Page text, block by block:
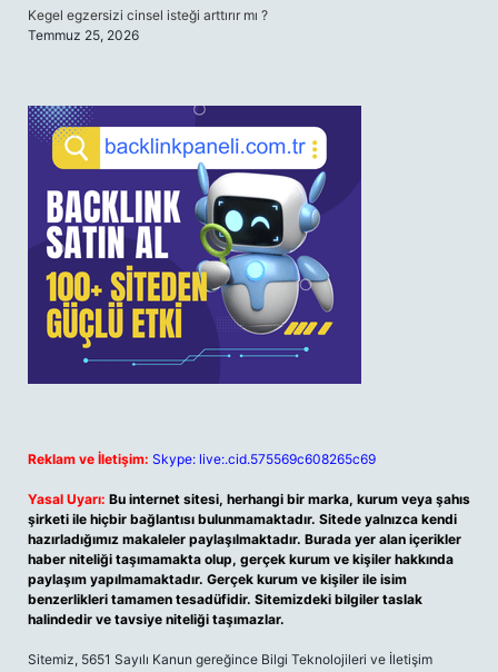
Kegel egzersizi cinsel isteği arttırır mı ?
Temmuz 25, 2026
Reklam ve İletişim: Skype: live:.cid.575569c608265c69
Yasal Uyarı: Bu internet sitesi, herhangi bir marka, kurum veya şahıs
şirketi ile hiçbir bağlantısı bulunmamaktadır. Sitede yalnızca kendi
hazırladığımız makaleler paylaşılmaktadır. Burada yer alan içerikler
haber niteliği taşımamakta olup, gerçek kurum ve kişiler hakkında
paylaşım yapılmamaktadır. Gerçek kurum ve kişiler ile isim
benzerlikleri tamamen tesadüfidir. Sitemizdeki bilgiler taslak
halindedir ve tavsiye niteliği taşımazlar.
Sitemiz, 5651 Sayılı Kanun gereğince Bilgi Teknolojileri ve İletişim